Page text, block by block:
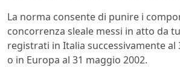
La norma consente di punire i
concorrenza sleale messi in atto da
registrati in Italia successivamente al
o in Europa al 31 maggio 2002.